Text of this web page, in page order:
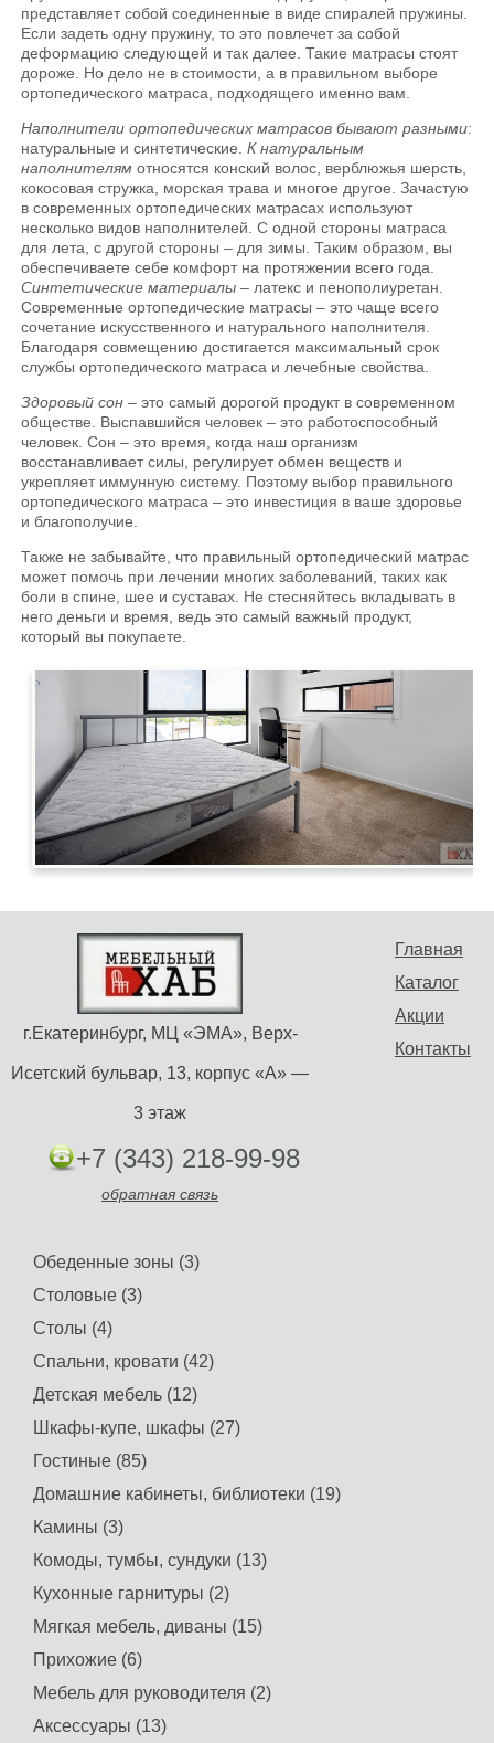
представляет собой соединенные в виде спиралей пружины.
Если задеть одну пружину, то это повлечет за собой
деформацию следующей и так далее. Такие матрасы стоят
дороже. Но дело не в стоимости, а в правильном выборе
ортопедического матраса, подходящего именно вам.
Наполнители ортопедических матрасов бывают разными:
натуральные и синтетические. К натуральным
наполнителям относятся конский волос, верблюжья шерсть,
кокосовая стружка, морская трава и многое другое. Зачастую
в современных ортопедических матрасах используют
несколько видов наполнителей. С одной стороны матраса
для лета, с другой стороны – для зимы. Таким образом, вы
обеспечиваете себе комфорт на протяжении всего года.
Синтетические материалы – латекс и пенополиуретан.
Современные ортопедические матрасы – это чаще всего
сочетание искусственного и натурального наполнителя.
Благодаря совмещению достигается максимальный срок
службы ортопедического матраса и лечебные свойства.
Здоровый сон – это самый дорогой продукт в современном
обществе. Выспавшийся человек – это работоспособный
человек. Сон – это время, когда наш организм
восстанавливает силы, регулирует обмен веществ и
укрепляет иммунную систему. Поэтому выбор правильного
ортопедического матраса – это инвестиция в ваше здоровье
и благополучие.
Также не забывайте, что правильный ортопедический матрас
может помочь при лечении многих заболеваний, таких как
боли в спине, шее и суставах. Не стесняйтесь вкладывать в
него деньги и время, ведь это самый важный продукт,
который вы покупаете.
Главная
Каталог
Акции
Контакты
г.Екатеринбург, МЦ «ЭМА», Верх-
Исетский бульвар, 13, корпус «А» —
3 этаж
+7 (343) 218-99-98
обратная связь
Обеденные зоны (3)
Столовые (3)
Столы (4)
Спальни, кровати (42)
Детская мебель (12)
Шкафы-купе, шкафы (27)
Гостиные (85)
Домашние кабинеты, библиотеки (19)
Камины (3)
Комоды, тумбы, сундуки (13)
Кухонные гарнитуры (2)
Мягкая мебель, диваны (15)
Прихожие (6)
Мебель для руководителя (2)
Аксессуары (13)